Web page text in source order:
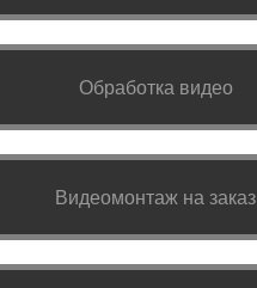
Обработка видео
Видеомонтаж на заказ